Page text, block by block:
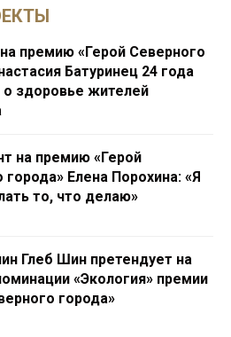
премию «Герой Северного
Батуринец 24 года
о здоровье жителей
на премию «Герой
города» Елена Порохина: «Я
то, что делаю»
Глеб Шин претендует на
«Экология» премии
города»